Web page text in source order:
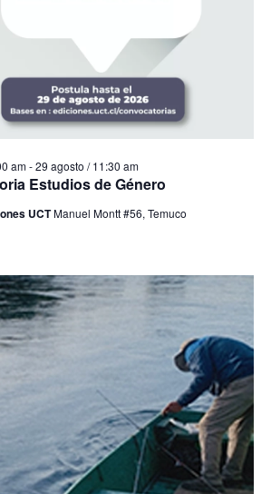
Estudios de Género
am-29 agosto / 11:30 am
UCTManuel Montt #56, Temuco